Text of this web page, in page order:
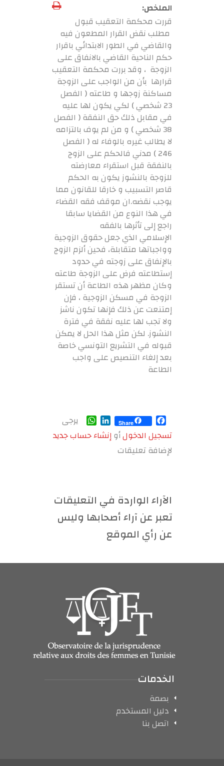
الملخص:
قررت محكمة التعقيب قبول
مطلب نقض القرار المطعون فيه
والقاضي في الطور الابتدائي باقرار
حكم الناحية القاضي بالانفاق على
الزوجة ، وقد بررت محكمة التعقيب
قرارها بأن من الواجب على الزوجة
مساكنة زوجها و طاعته ( الفصل
23 شخصي ) لكي يكون لها عليه
في مقابل ذلك حق النفقة ( الفصل
38 شخصي ) و من لم يوف بالتزامه
لا يطالب غيره بالوفاء له ( الفصل
246 ) مدني فالحكم على الزوج
بالنفقة قبل استقراء معارضته
للزوجة بالنشوز يكون به الحكم
قاصر التسبيب و خارقا للقانون مما
يوجب نقضه.ان موقف فقه القضاء
في هذا النوع من القضايا سابقا
راجع إلى تأثرها بالفقه
الإسلامي الذي جعل حقوق الزوجية
وواجباتها متقابلة، فحين ألزم الزوج
بالإنفاق على زوجته في حدود
إستطاعته فرض على الزوجة طاعته
وكان مظهر هذه الطاعة أن تستقر
الزوجة في مسكن الزوجية ، فإن
إمتنعت عن ذلك فإنها تكون ناشز
ولا تجب لها عليه نفقة في فترة
النشوز. لكن مثل هذا الحل لا يمكن
قبوله في التشريع التونسي خاصة
بعد إلغاء التنصيص على واجب
الطاعة
Facebook
Share
LinkedIn
WhatsApp
يرجى
تسجيل الدخولأوإنشاء حساب جديد
لإضافة تعليقات
الآراء الواردة في التعليقات
تعبر عن آراء أصحابها وليس
عن رأي الموقع
الخدمات
بصمة
دليل المستخدم
اتصل بنا